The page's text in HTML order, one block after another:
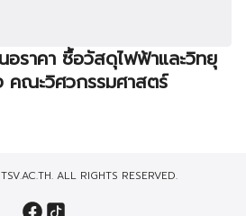
อราคา ซื้อวัสดุไฟฟ้าและวิทยุ
คณะวิศวกรรมศาสตร์
ALL RIGHTS RESERVED.